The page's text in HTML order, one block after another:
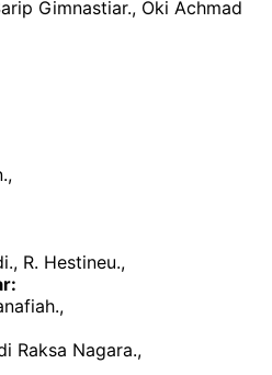
Gimnastiar., Oki Achmad
R. Hestineu.,
Raksa Nagara.,